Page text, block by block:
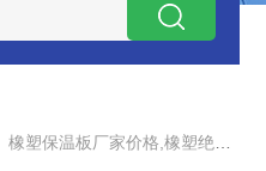
橡塑保温板厂家价格,橡塑绝热保温材料